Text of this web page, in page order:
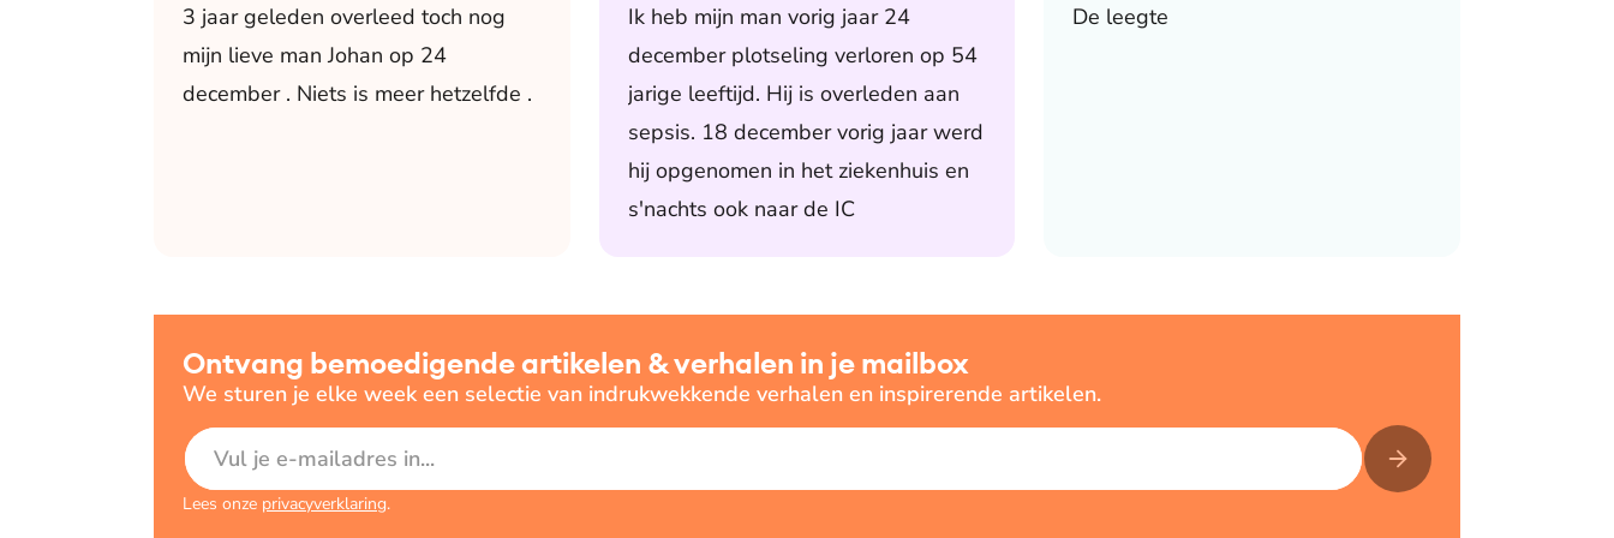
3 jaar geleden overleed toch nog
mijn lieve man Johan op 24
december . Niets is meer hetzelfde .
Ik heb mijn man vorig jaar 24
december plotseling verloren op 54
jarige leeftijd. Hij is overleden aan
sepsis. 18 december vorig jaar werd
hij opgenomen in het ziekenhuis en
s'nachts ook naar de IC
De leegte
Ontvang bemoedigende artikelen & verhalen in je mailbox
We sturen je elke week een selectie van indrukwekkende verhalen en inspirerende artikelen.
E-mailadres
Lees onze privacyverklaring.